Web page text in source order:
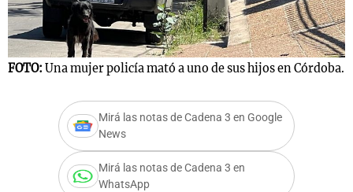
FOTO: Una mujer policía mató a uno de sus hijos en Córdoba.
Mirá las notas de Cadena 3 en Google
News
Mirá las notas de Cadena 3 en
WhatsApp
Mundial 2026
Notas
La Sole en
Cadena 3